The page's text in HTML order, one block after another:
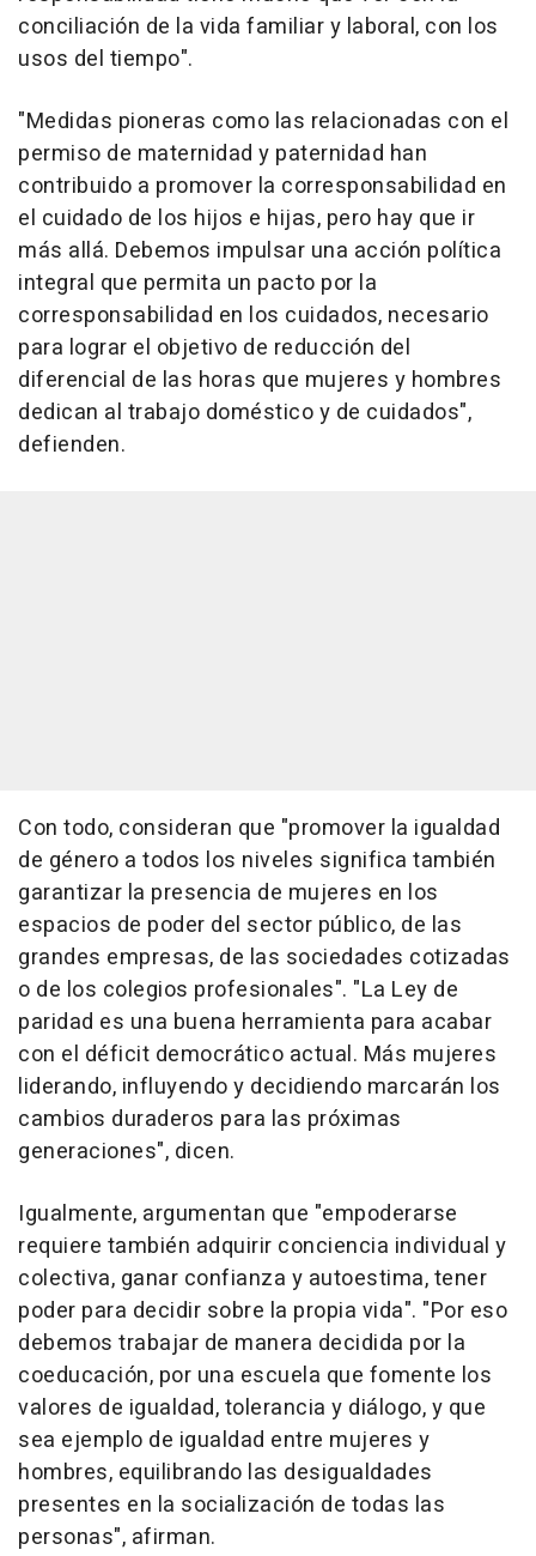
conciliación de la vida familiar y laboral, con los
usos del tiempo".
"Medidas pioneras como las relacionadas con el
permiso de maternidad y paternidad han
contribuido a promover la corresponsabilidad en
el cuidado de los hijos e hijas, pero hay que ir
más allá. Debemos impulsar una acción política
integral que permita un pacto por la
corresponsabilidad en los cuidados, necesario
para lograr el objetivo de reducción del
diferencial de las horas que mujeres y hombres
dedican al trabajo doméstico y de cuidados",
defienden.
Con todo, consideran que "promover la igualdad
de género a todos los niveles significa también
garantizar la presencia de mujeres en los
espacios de poder del sector público, de las
grandes empresas, de las sociedades cotizadas
o de los colegios profesionales". "La Ley de
paridad es una buena herramienta para acabar
con el déficit democrático actual. Más mujeres
liderando, influyendo y decidiendo marcarán los
cambios duraderos para las próximas
generaciones", dicen.
Igualmente, argumentan que "empoderarse
requiere también adquirir conciencia individual y
colectiva, ganar confianza y autoestima, tener
poder para decidir sobre la propia vida". "Por eso
debemos trabajar de manera decidida por la
coeducación, por una escuela que fomente los
valores de igualdad, tolerancia y diálogo, y que
sea ejemplo de igualdad entre mujeres y
hombres, equilibrando las desigualdades
presentes en la socialización de todas las
personas", afirman.